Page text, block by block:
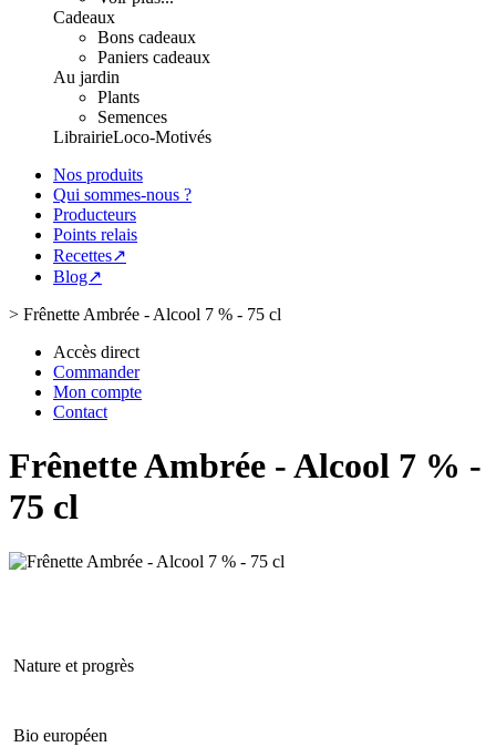
Cadeaux
Bons cadeaux
Paniers cadeaux
Au jardin
Plants
Semences
LibrairieLoco-Motivés
Nos produits
Qui sommes-nous ?
Producteurs
Points relais
Recettes↗
Blog↗
> Frênette Ambrée - Alcool 7 % - 75 cl
Accès direct
Commander
Mon compte
Contact
Frênette Ambrée - Alcool 7 % -
75 cl
Nature et progrès
Bio européen